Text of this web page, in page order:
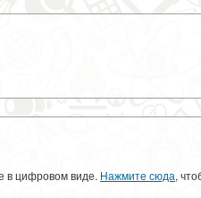
в цифровом виде. Нажмите сюда,